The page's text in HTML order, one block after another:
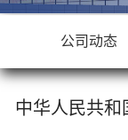
公司动态
中华人民共